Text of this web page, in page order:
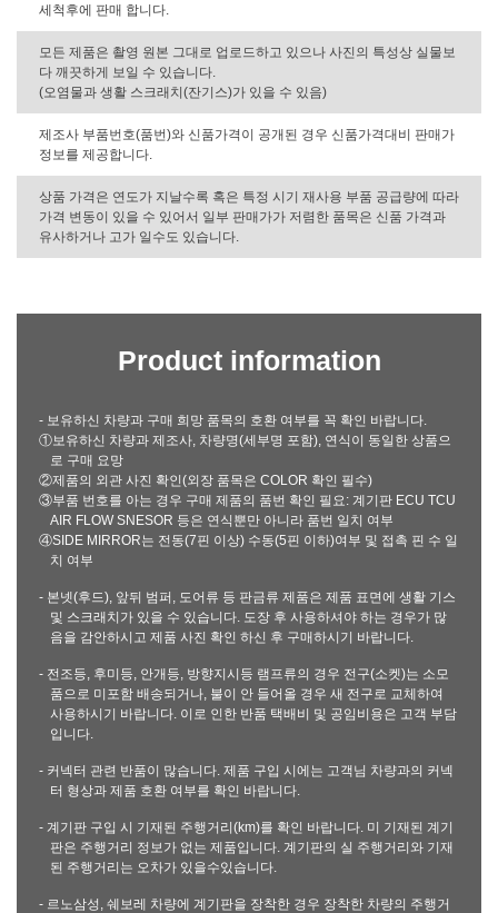
세척후에 판매 합니다.
모든 제품은 촬영 원본 그대로 업로드하고 있으나 사진의 특성상 실물보
다 깨끗하게 보일 수 있습니다.
(오염물과 생활 스크래치(잔기스)가 있을 수 있음)
제조사 부품번호(품번)와 신품가격이 공개된 경우 신품가격대비 판매가
정보를 제공합니다.
상품 가격은 연도가 지날수록 혹은 특정 시기 재사용 부품 공급량에 따라
가격 변동이 있을 수 있어서 일부 판매가가 저렴한 품목은 신품 가격과
유사하거나 고가 일수도 있습니다.
Product information
- 보유하신 차량과 구매 희망 품목의 호환 여부를 꼭 확인 바랍니다.
①보유하신 차량과 제조사, 차량명(세부명 포함), 연식이 동일한 상품으
로 구매 요망
②제품의 외관 사진 확인(외장 품목은 COLOR 확인 필수)
③부품 번호를 아는 경우 구매 제품의 품번 확인 필요: 계기판 ECU TCU
AIR FLOW SNESOR 등은 연식뿐만 아니라 품번 일치 여부
④SIDE MIRROR는 전동(7핀 이상) 수동(5핀 이하)여부 및 접촉 핀 수 일
치 여부
- 본넷(후드), 앞뒤 범퍼, 도어류 등 판금류 제품은 제품 표면에 생활 기스
및 스크래치가 있을 수 있습니다. 도장 후 사용하셔야 하는 경우가 많
음을 감안하시고 제품 사진 확인 하신 후 구매하시기 바랍니다.
- 전조등, 후미등, 안개등, 방향지시등 램프류의 경우 전구(소켓)는 소모
품으로 미포함 배송되거나, 불이 안 들어올 경우 새 전구로 교체하여
사용하시기 바랍니다. 이로 인한 반품 택배비 및 공임비용은 고객 부담
입니다.
- 커넥터 관련 반품이 많습니다. 제품 구입 시에는 고객님 차량과의 커넥
터 형상과 제품 호환 여부를 확인 바랍니다.
- 계기판 구입 시 기재된 주행거리(km)를 확인 바랍니다. 미 기재된 계기
판은 주행거리 정보가 없는 제품입니다. 계기판의 실 주행거리와 기재
된 주행거리는 오차가 있을수있습니다.
- 르노삼성, 쉐보레 차량에 계기판을 장착한 경우 장착한 차량의 주행거